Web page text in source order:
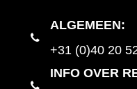
ALGEMEEN:
+31 (0)40 20
INFO OVER